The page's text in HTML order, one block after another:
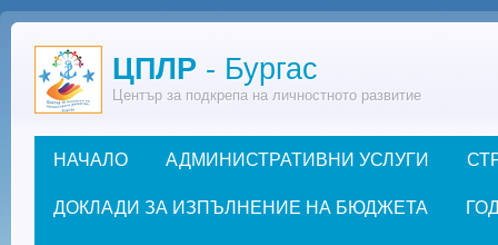
Премини към основното съдържание
ЦПЛР - Бургас
Център за подкрепа на личностното развитие
Основно меню
НАЧАЛО АДМИНИСТРАТИВНИ УСЛУГИ
ДОКЛАДИ ЗА ИЗПЪЛНЕНИЕ НА БЮДЖЕТА